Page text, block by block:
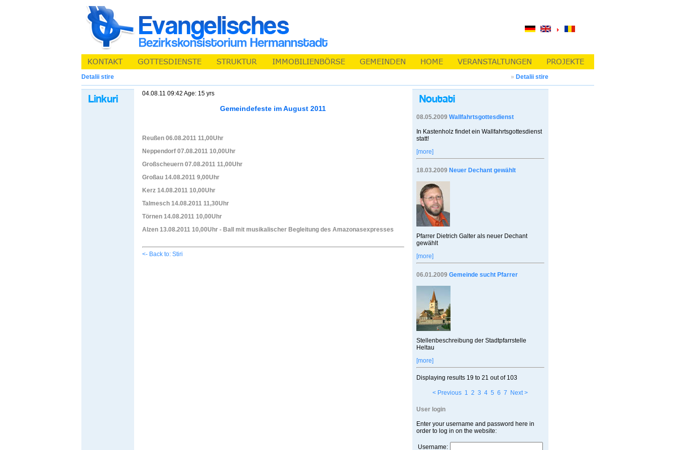
Detalii stire » Detalii stire
04.08.11 09:42 Age: 15 yrs
Gemeindefeste im August 2011
Reußen 06.08.2011 11,00Uhr
Neppendorf 07.08.2011 10,00Uhr
Großscheuern 07.08.2011 11,00Uhr
Großau 14.08.2011 9,00Uhr
Kerz 14.08.2011 10,00Uhr
Talmesch 14.08.2011 11,30Uhr
Törnen 14.08.2011 10,00Uhr
Alzen 13.08.2011 10,00Uhr - Ball mit musikalischer Begleitung des Amazonasexpresses
<- Back to: Stiri
08.05.2009 Wallfahrtsgottesdienst
In Kastenholz findet ein Wallfahrtsgottesdienst
statt!
[more]
18.03.2009 Neuer Dechant gewählt
Pfarrer Dietrich Galter als neuer Dechant
gewählt
[more]
06.01.2009 Gemeinde sucht Pfarrer
Stellenbeschreibung der Stadtpfarrstelle
Heltau
[more]
Displaying results 19 to 21 out of 103
< Previous 1 2 3 4 5 6 7 Next >
User login
Enter your username and password here in
order to log in on the website:
Username: